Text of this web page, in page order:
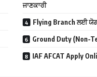
ਜਾਣਕਾਰੀ
Flying Branch ਲਈ
Ground Duty (Non-
IAF AFCAT Apply